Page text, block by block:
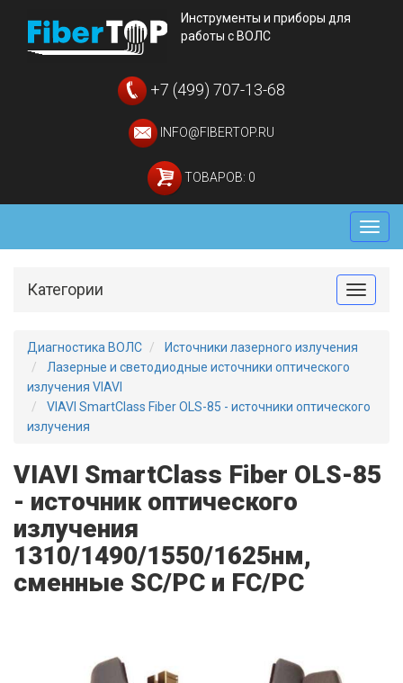
Инструменты и приборы для
работы с ВОЛС
+7 (499) 707-13-68
INFO@FIBERTOP.RU
ТОВАРОВ: 0
Меню
Toggle
Категории
Диагностика ВОЛС
Источники лазерного излучения
Лазерные и светодиодные источники оптического
излучения VIAVI
VIAVI SmartClass Fiber OLS-85 - источники оптического
излучения
VIAVI SmartClass Fiber OLS-85
- источник оптического
излучения
1310/1490/1550/1625нм,
сменные SC/PC и FC/PC